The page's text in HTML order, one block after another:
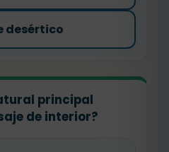
desértico
principal
de interior?